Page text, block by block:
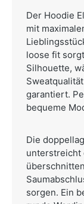
Der Hoodie
mit
loose fit
Silhouette,
garantiert.
bequeme
Die
unterstreicht
sorgen. Ein